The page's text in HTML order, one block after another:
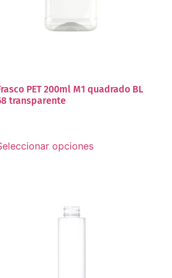
PET 200ml M1 quadrado BL
transparente
opciones